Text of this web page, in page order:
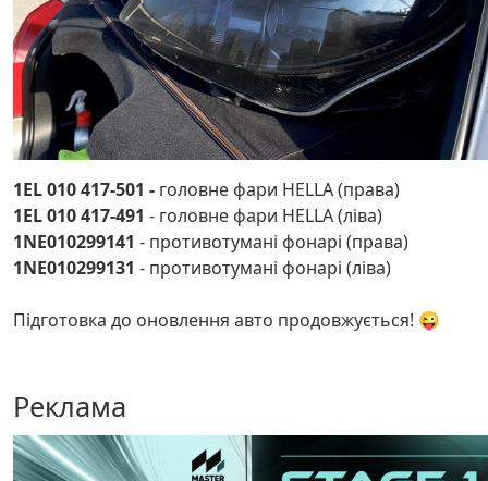
1EL 010 417-501 - головне фари HELLA (права)
1EL 010 417-491 - головне фари HELLA (ліва)
1NE010299141 - противотумані фонарі (права)
1NE010299131 - противотумані фонарі (ліва)
Підготовка до оновлення авто продовжується! 😜
Реклама